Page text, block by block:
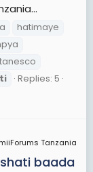
hatimaye
tanesco
Replies: 5
Tanzania
baada